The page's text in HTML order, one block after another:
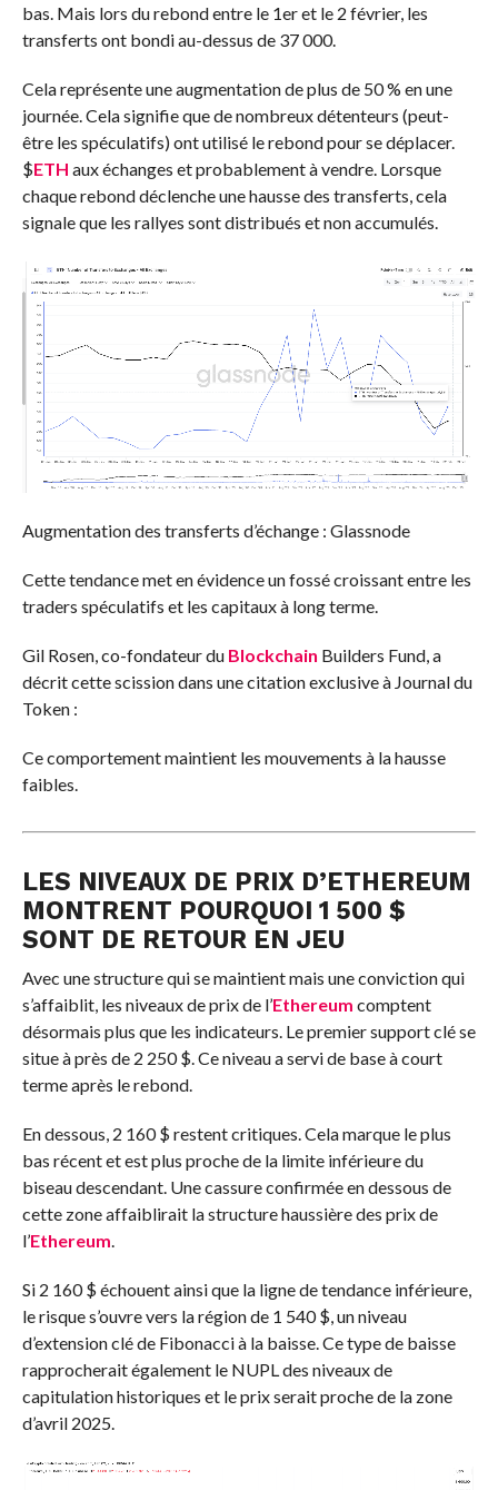
bas. Mais lors du rebond entre le 1er et le 2 février, les
transferts ont bondi au-dessus de 37 000.
Cela représente une augmentation de plus de 50 % en une
journée. Cela signifie que de nombreux détenteurs (peut-
être les spéculatifs) ont utilisé le rebond pour se déplacer.
$ETH aux échanges et probablement à vendre. Lorsque
chaque rebond déclenche une hausse des transferts, cela
signale que les rallyes sont distribués et non accumulés.
Augmentation des transferts d’échange : Glassnode
Cette tendance met en évidence un fossé croissant entre les
traders spéculatifs et les capitaux à long terme.
Gil Rosen, co-fondateur du Blockchain Builders Fund, a
décrit cette scission dans une citation exclusive à Journal du
Token :
Ce comportement maintient les mouvements à la hausse
faibles.
LES NIVEAUX DE PRIX D’ETHEREUM
MONTRENT POURQUOI 1 500 $
SONT DE RETOUR EN JEU
Avec une structure qui se maintient mais une conviction qui
s’affaiblit, les niveaux de prix de l’Ethereum comptent
désormais plus que les indicateurs. Le premier support clé se
situe à près de 2 250 $. Ce niveau a servi de base à court
terme après le rebond.
En dessous, 2 160 $ ​​restent critiques. Cela marque le plus
bas récent et est plus proche de la limite inférieure du
biseau descendant. Une cassure confirmée en dessous de
cette zone affaiblirait la structure haussière des prix de
l’Ethereum.
Si 2 160 $ ​​échouent ainsi que la ligne de tendance inférieure,
le risque s’ouvre vers la région de 1 540 $, un niveau
d’extension clé de Fibonacci à la baisse. Ce type de baisse
rapprocherait également le NUPL des niveaux de
capitulation historiques et le prix serait proche de la zone
d’avril 2025.